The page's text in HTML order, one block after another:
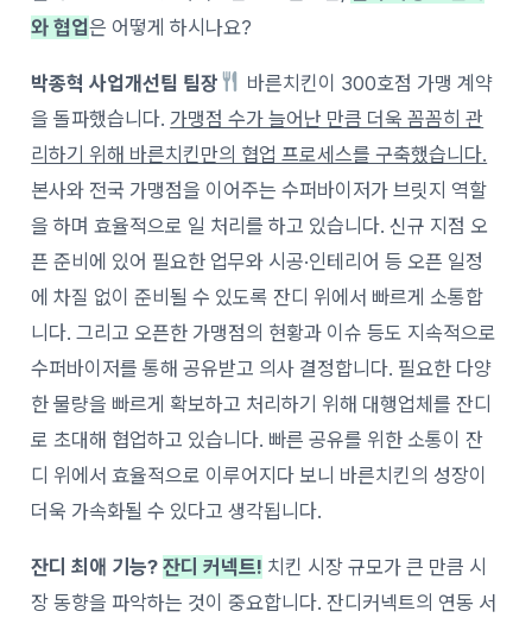
와 협업은 어떻게 하시나요?
박종혁 사업개선팀 팀장
바른치킨이 300호점 가맹 계약
을 돌파했습니다. 가맹점 수가 늘어난 만큼 더욱 꼼꼼히 관
리하기 위해 바른치킨만의 협업 프로세스를 구축했습니다.
본사와 전국 가맹점을 이어주는 수퍼바이저가 브릿지 역할
을 하며 효율적으로 일 처리를 하고 있습니다. 신규 지점 오
픈 준비에 있어 필요한 업무와 시공·인테리어 등 오픈 일정
에 차질 없이 준비될 수 있도록 잔디 위에서 빠르게 소통합
니다. 그리고 오픈한 가맹점의 현황과 이슈 등도 지속적으로
수퍼바이저를 통해 공유받고 의사 결정합니다. 필요한 다양
한 물량을 빠르게 확보하고 처리하기 위해 대행업체를 잔디
로 초대해 협업하고 있습니다. 빠른 공유를 위한 소통이 잔
디 위에서 효율적으로 이루어지다 보니 바른치킨의 성장이
더욱 가속화될 수 있다고 생각됩니다.
잔디 최애 기능?잔디 커넥트! 치킨 시장 규모가 큰 만큼 시
장 동향을 파악하는 것이 중요합니다. 잔디커넥트의 연동 서